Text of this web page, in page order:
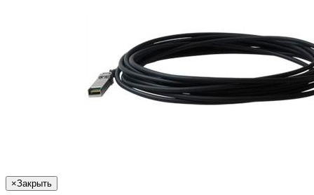
×Закрыть